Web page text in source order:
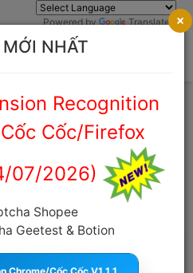
Powered by Translate
CAPTCHA
×
NHẤT
Recognition
Cốc/Firefox
07/2026)
Shopee
Geetest & Botion